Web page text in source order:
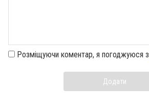
Розміщуючи коментар, я погоджуюся з
Додати